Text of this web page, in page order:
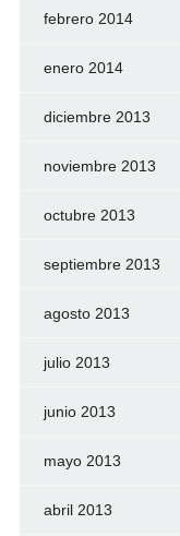
febrero 2014
enero 2014
diciembre 2013
noviembre 2013
octubre 2013
septiembre 2013
agosto 2013
julio 2013
junio 2013
mayo 2013
abril 2013